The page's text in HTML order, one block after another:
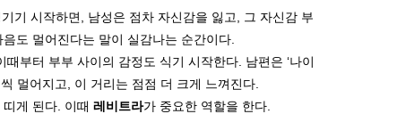
기 시작하면, 남성은 점차 자신감을 잃고, 그 자신감 부
도 멀어진다는 말이 실감나는 순간이다.
부터 부부 사이의 감정도 식기 시작한다. 남편은 ‘나이
멀어지고, 이 거리는 점점 더 크게 느껴진다.
게 된다. 이때 레비트라가 중요한 역할을 한다.